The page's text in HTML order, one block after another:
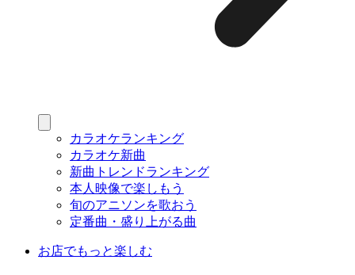
カラオケランキング
カラオケ新曲
新曲トレンドランキング
本人映像で楽しもう
旬のアニソンを歌おう
定番曲・盛り上がる曲
お店でもっと楽しむ